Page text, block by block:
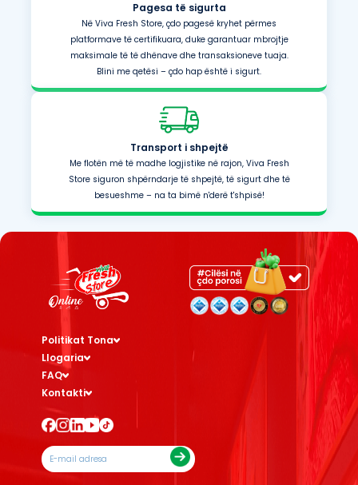
Pagesa të sigurta
Në Viva Fresh Store, çdo pagesë kryhet përmes
platformave të certifikuara, duke garantuar mbrojtje
maksimale të të dhënave dhe transaksioneve tuaja.
Blini me qetësi – çdo hap është i sigurt.
Transport i shpejtë
Me flotën më të madhe logjistike në rajon, Viva Fresh
Store siguron shpërndarje të shpejtë, të sigurt dhe të
besueshme – na ta bimë n'derë t'shpisë!
Politikat Tona
Llogaria
FAQ
Kontakti